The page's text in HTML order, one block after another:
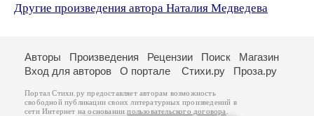
Другие произведения автора Наталия Медведева
Авторы Произведения Рецензии Поиск
Магазин
Вход для авторов
О портале Стихи.ру Проза.ру
Портал Стихи.ру предоставляет авторам возможность
свободной публикации своих литературных произведений в
сети Интернет на основаниипользовательского договора